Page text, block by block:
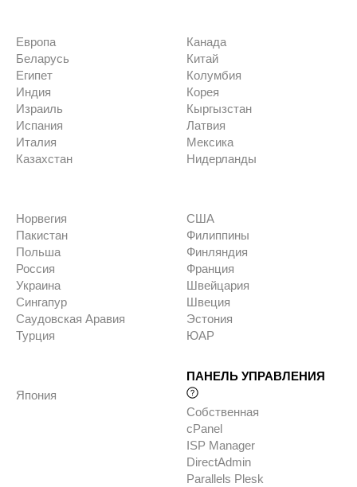
Европа
Беларусь
Египет
Индия
Израиль
Испания
Италия
Казахстан
Канада
Китай
Колумбия
Корея
Кыргызстан
Латвия
Мексика
Нидерланды
Норвегия
Пакистан
Польша
Россия
Украина
Сингапур
Саудовская Аравия
Турция
США
Филиппины
Финляндия
Франция
Швейцария
Швеция
Эстония
ЮАР
Япония
ПАНЕЛЬ УПРАВЛЕНИЯ
Собственная
cPanel
ISP Manager
DirectAdmin
Parallels Plesk